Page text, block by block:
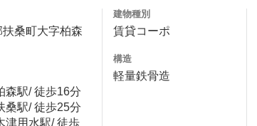
桑町大字柏森
森駅/ 徒歩16分
桑駅/ 徒歩25分
津用水駅/ 徒歩
建物種別
賃貸コーポ
構造
軽量鉄骨造